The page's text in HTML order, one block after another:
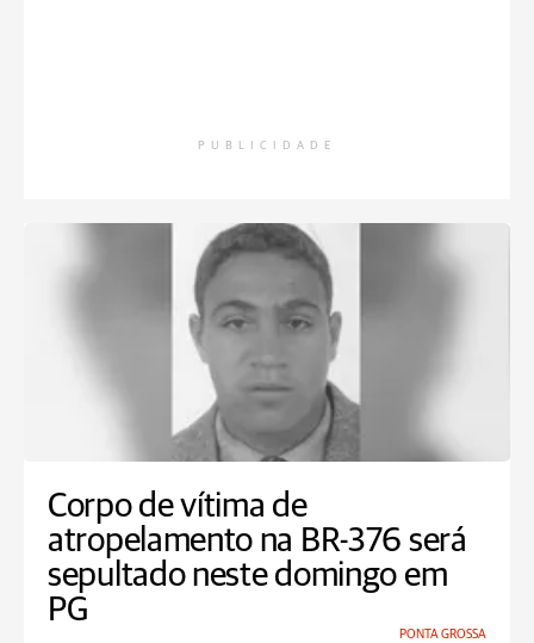
PUBLICIDADE
Corpo de vítima de
atropelamento na BR-376 será
sepultado neste domingo em
PG
PONTA GROSSA